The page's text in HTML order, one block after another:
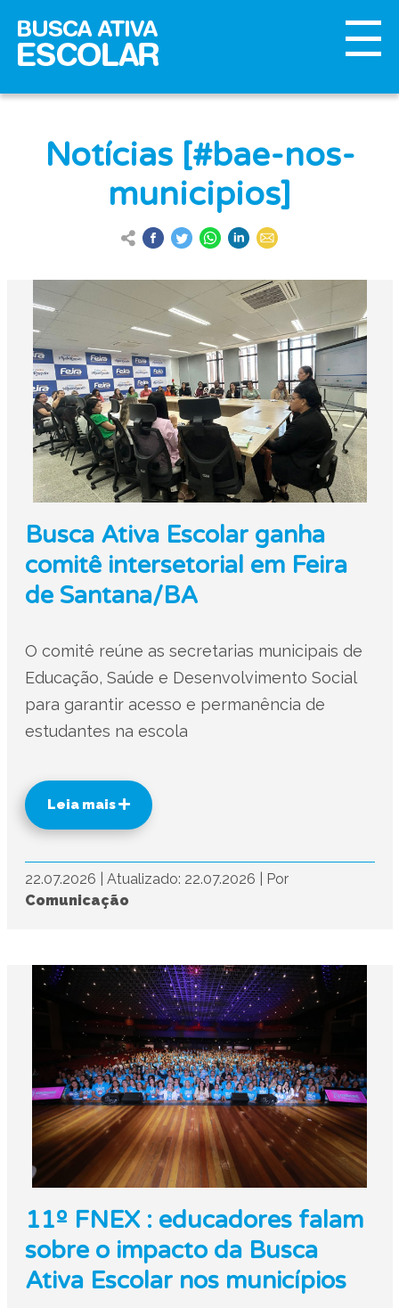
Notícias [#bae-nos-
municipios]
Busca Ativa Escolar ganha
comitê intersetorial em Feira
de Santana/BA
O comitê reúne as secretarias municipais de
Educação, Saúde e Desenvolvimento Social
para garantir acesso e permanência de
estudantes na escola
Leia mais
22.07.2026 Atualizado: 22.07.2026
Por
Comunicação
11º FNEX : educadores falam
sobre o impacto da Busca
Ativa Escolar nos municípios